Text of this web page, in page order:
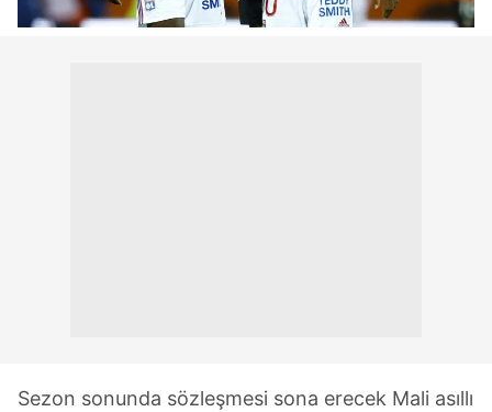
Sezon sonunda sözleşmesi sona erecek Mali asıllı